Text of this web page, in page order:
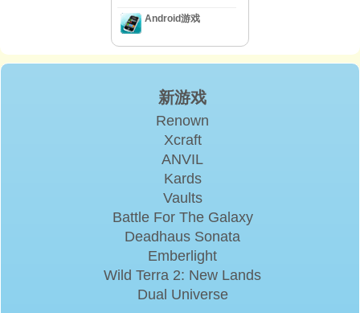
Android游戏
新游戏
Renown
Xcraft
ANVIL
Kards
Vaults
Battle For The Galaxy
Deadhaus Sonata
Emberlight
Wild Terra 2: New Lands
Dual Universe